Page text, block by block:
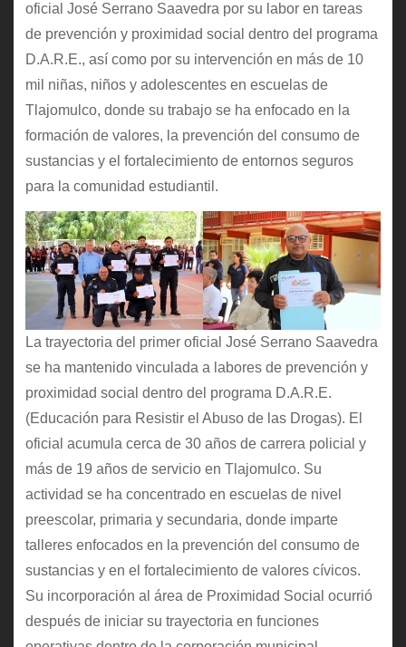
oficial José Serrano Saavedra por su labor en tareas
de prevención y proximidad social dentro del programa
D.A.R.E., así como por su intervención en más de 10
mil niñas, niños y adolescentes en escuelas de
Tlajomulco, donde su trabajo se ha enfocado en la
formación de valores, la prevención del consumo de
sustancias y el fortalecimiento de entornos seguros
para la comunidad estudiantil.
La trayectoria del primer oficial José Serrano Saavedra
se ha mantenido vinculada a labores de prevención y
proximidad social dentro del programa D.A.R.E.
(Educación para Resistir el Abuso de las Drogas). El
oficial acumula cerca de 30 años de carrera policial y
más de 19 años de servicio en Tlajomulco. Su
actividad se ha concentrado en escuelas de nivel
preescolar, primaria y secundaria, donde imparte
talleres enfocados en la prevención del consumo de
sustancias y en el fortalecimiento de valores cívicos.
Su incorporación al área de Proximidad Social ocurrió
después de iniciar su trayectoria en funciones